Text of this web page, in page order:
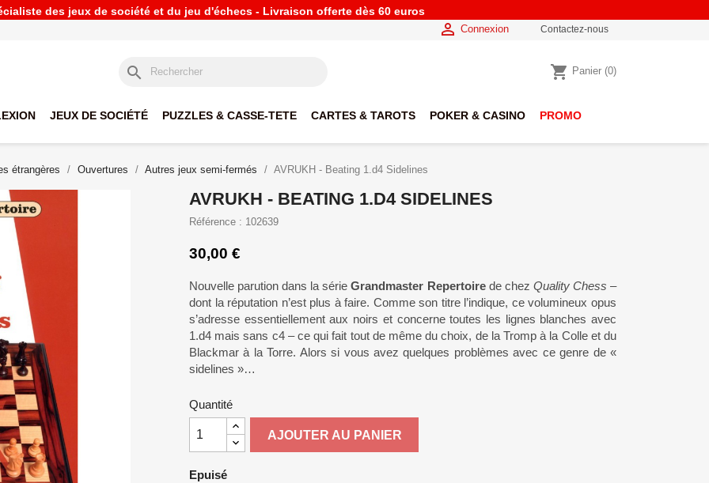
des jeux de société et du jeu d'échecs - Livraison offerte dès 60 euros
 Connexion Contactez-nous
search shopping_cart Panier (0)
JEUX DE SOCIÉTÉ PUZZLES & CASSE-TETE CARTES & TAROTS POKER & CASINO PROMO
étrangères Ouvertures Autres jeux semi-fermés AVRUKH - Beating 1.d4 Sidelines
AVRUKH - BEATING 1.D4 SIDELINES
Référence : 102639
30,00 €
Nouvelle parution dans la sérieGrandmaster Repertoirede chez Quality Chess –
dont la réputation n’est plus à faire. Comme son titre l’indique, ce volumineux opus
s’adresse essentiellement aux noirs et concerne toutes les lignes blanches avec
1.d4 mais sans c4 – ce qui fait tout de même du choix, de la Tromp à la Colle et du
Blackmar à la Torre. Alors si vous avez quelques problèmes avec ce genre de «
sidelines »…
Quantité
AJOUTER AU PANIER
Epuisé